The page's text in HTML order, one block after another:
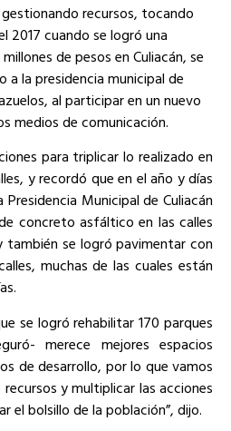
gestionando recursos, tocando
2017 cuando se logró una
de pesos en Culiacán, se
la presidencia municipal de
al participar en un nuevo
medios de comunicación.
para triplicar lo realizado en
y recordó que en el año y días
Municipal de Culiacán
concreto asfáltico en las calles
se logró pavimentar con
muchas de las cuales están
se logró rehabilitar 170 parques
merece mejores espacios
de desarrollo, por lo que vamos
y multiplicar las acciones
el bolsillo de la población”, dijo.